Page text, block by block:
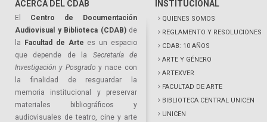
ACERCA DEL CDAB
El Centro de Documentación
Audiovisual y Biblioteca (CDAB)de
la
Facultad de Arte es un espacio
que depende de la Secretaría de
Investigación y Posgrado y nace con
la finalidad de resguardar la
memoria institucional y preservar
materiales bibliográficos y
audiovisuales de teatro, cine y arte
INSTITUCIONAL
QUIENES SOMOS
REGLAMENTO Y RESOLUCIONES
CDAB: 10 AÑOS
ARTE Y GÉNERO
ARTEXVER
FACULTAD DE ARTE
BIBLIOTECA CENTRAL UNICEN
UNICEN